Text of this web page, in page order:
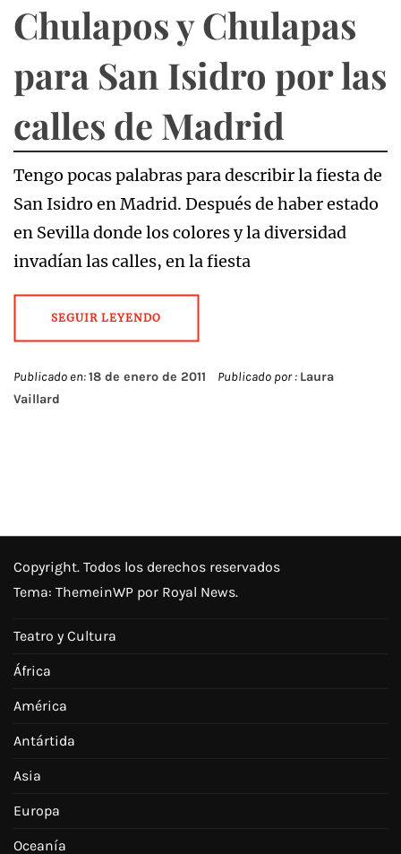
Chulapos y Chulapas
para San Isidro por las
calles de Madrid
Tengo pocas palabras para describir la fiesta de
San Isidro en Madrid. Después de haber estado
en Sevilla donde los colores y la diversidad
invadían las calles, en la fiesta
SEGUIR LEYENDO
Publicado en:18 de enero de 2011 Publicado por : Laura
Vaillard
Copyright. Todos los derechos reservados
Tema: ThemeinWP por Royal News.
Teatro y Cultura
África
América
Antártida
Asia
Europa
Oceanía